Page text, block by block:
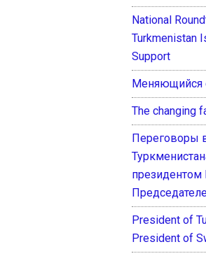
National
Turkmenistan
Support
Меняющийся
The changing
Переговоры
President of
President of